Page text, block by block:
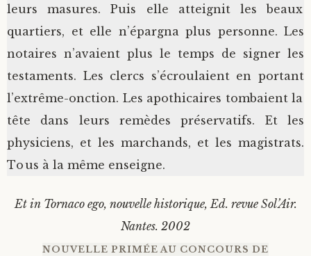
leurs masures. Puis elle atteignit les beaux
quartiers, et elle n’épargna plus personne. Les
notaires n’avaient plus le temps de signer les
testaments. Les clercs s’écroulaient en portant
l’extrême-onction. Les apothicaires tombaient la
tête dans leurs remèdes préservatifs. Et les
physiciens, et les marchands, et les magistrats.
Tous à la même enseigne.
Et in Tornaco ego, nouvelle historique, Ed. revue Sol’Air.
Nantes. 2002
NOUVELLE PRIMÉE AU CONCOURS DE